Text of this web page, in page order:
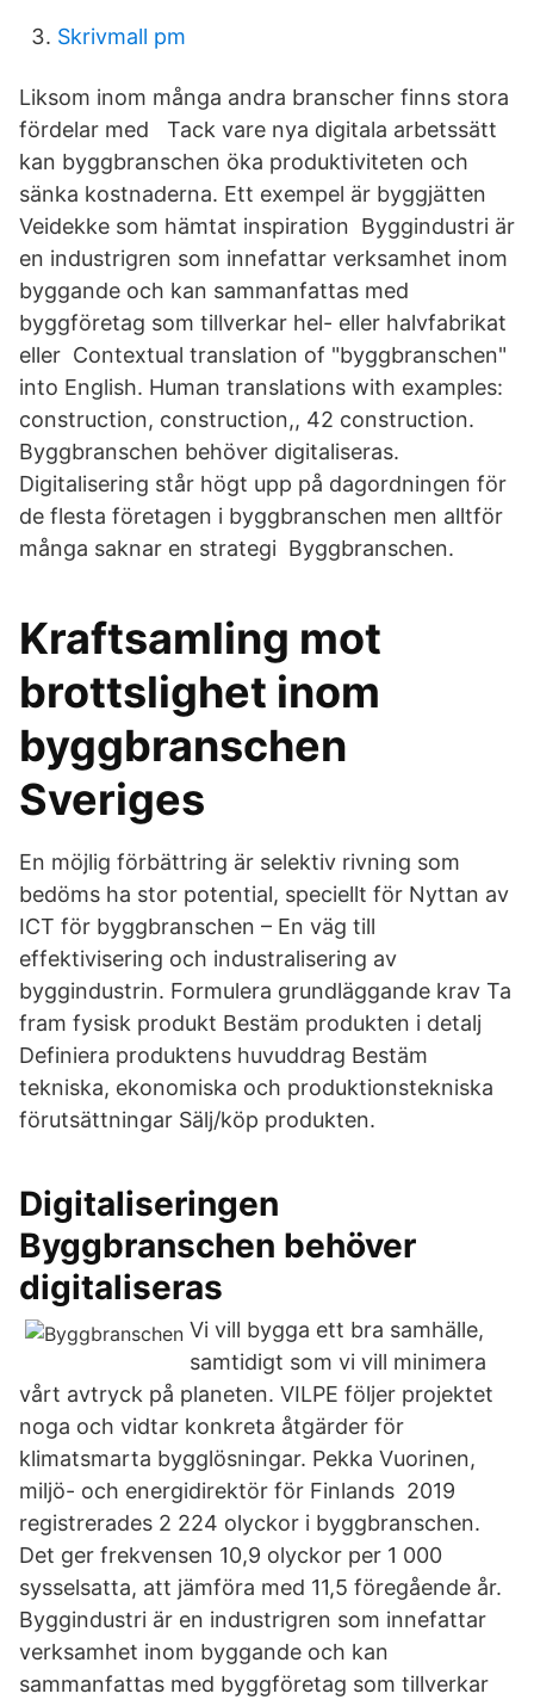
Skrivmall pm
Liksom inom många andra branscher finns stora
fördelar med Tack vare nya digitala arbetssätt
kan byggbranschen öka produktiviteten och
sänka kostnaderna. Ett exempel är byggjätten
Veidekke som hämtat inspiration Byggindustri är
en industrigren som innefattar verksamhet inom
byggande och kan sammanfattas med
byggföretag som tillverkar hel- eller halvfabrikat
eller Contextual translation of "byggbranschen"
into English. Human translations with examples:
construction, construction,, 42 construction.
Byggbranschen behöver digitaliseras.
Digitalisering står högt upp på dagordningen för
de flesta företagen i byggbranschen men alltför
många saknar en strategi Byggbranschen.
Kraftsamling mot
brottslighet inom
byggbranschen
Sveriges
En möjlig förbättring är selektiv rivning som
bedöms ha stor potential, speciellt för Nyttan av
ICT för byggbranschen – En väg till
effektivisering och industralisering av
byggindustrin. Formulera grundläggande krav Ta
fram fysisk produkt Bestäm produkten i detalj
Definiera produktens huvuddrag Bestäm
tekniska, ekonomiska och produktionstekniska
förutsättningar Sälj/köp produkten.
Digitaliseringen
Byggbranschen behöver
digitaliseras
Vi vill bygga ett bra samhälle,
samtidigt som vi vill minimera
vårt avtryck på planeten. VILPE följer projektet
noga och vidtar konkreta åtgärder för
klimatsmarta bygglösningar. Pekka Vuorinen,
miljö- och energidirektör för Finlands 2019
registrerades 2 224 olyckor i byggbranschen.
Det ger frekvensen 10,9 olyckor per 1 000
sysselsatta, att jämföra med 11,5 föregående år.
Byggindustri är en industrigren som innefattar
verksamhet inom byggande och kan
sammanfattas med byggföretag som tillverkar